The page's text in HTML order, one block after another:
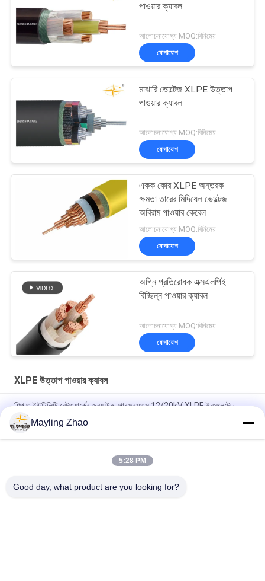
পাওয়ার ক্যাবল
আলোচনাযোগ্য MOQ:বিনিমেয়
যোগাযোগ
মাঝারি ভোল্টেজ XLPE উত্তাপ
পাওয়ার ক্যাবল
আলোচনাযোগ্য MOQ:বিনিমেয়
যোগাযোগ
একক কোর XLPE অন্তরক
ক্ষমতা তারের মিদিযেল ভোল্টেজ
অবিরাম পাওয়ার কেবেল
আলোচনাযোগ্য MOQ:বিনিমেয়
যোগাযোগ
অগ্নি প্রতিরোধক এক্সএলপিই
বিচ্ছিন্ন পাওয়ার ক্যাবল
আলোচনাযোগ্য MOQ:বিনিমেয়
যোগাযোগ
XLPE উত্তাপ পাওয়ার ক্যাবল
শিল্প ও ইউটিলিটি নেটওয়ার্কের জন্য উচ্চ-পারফরম্যান্স 12/20kV XLPE ইনসুলেটেড
পাওয়ার কেবল (70-400mm²)
সাংহাই শেংহুয়া কেবল এক্সএলপিই ইনসুলেশন পিভিসি শীথ কপার কন্ডাক্টর কেবল
শিল্প শক্তি সরবরাহের জন্য নির্ভরযোগ্য 26/35kV 3-কোর XLPE ইনসুলেটেড পাওয়ার
Mayling Zhao
5:28 PM
Good day, what product are you looking for?